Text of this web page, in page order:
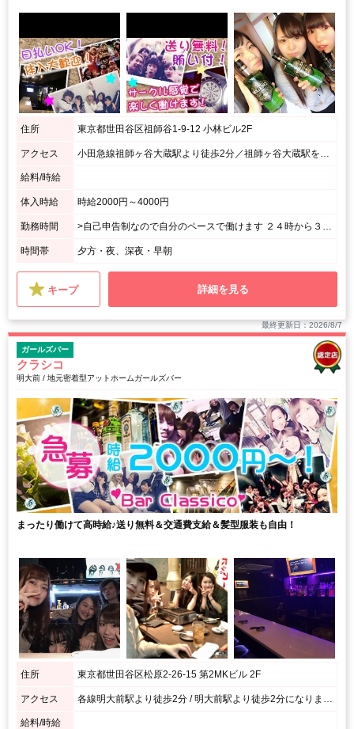
住所 東京都世田谷区祖師谷1-9-12 小林ビル2F
アクセス 小田急線祖師ヶ谷大蔵駅より徒歩2分／祖師ヶ谷大蔵駅を出て右方向へ、祖師谷商店街のセブンイレブンを右に曲がるとすぐお店があります。
給料/時給
体入時給 時給2000円～4000円
勤務時間 >自己申告制なので自分のペースで働けます ２４時から３時まで ２０時から終電まで ２２時から２時までetc... 「テスト期間考慮」「長期休暇のみ働く」「がっつり週6働きたい」など 一緒に最適な働き方を考えます。どんな働き方でもご相談ください。
時間帯 夕方・夜、深夜・早朝
キープ 詳細を見る
最終更新日：2026/8/7
ガールズバー
クラシコ
明大前 / 地元密着型アットホームガールズバー
まったり働けて高時給♪送り無料＆交通費支給＆髪型服装も自由！
住所 東京都世田谷区松原2-26-15 第2MKビル 2F
アクセス
給料/時給